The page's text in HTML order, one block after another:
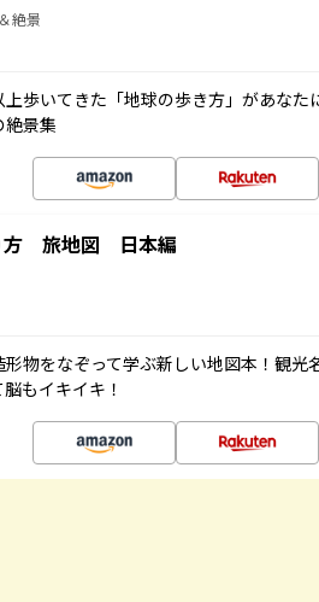
絶景
歩いてきた「地球の歩き方」があな
絶景集
方 旅地図 日本編
形物をなぞって学ぶ新しい地図本！観
もイキイキ！